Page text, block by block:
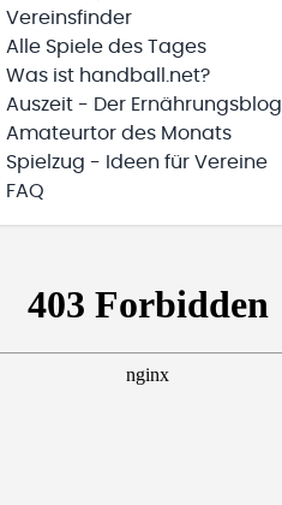
Vereinsfinder
Alle Spiele des Tages
Was ist handball.net?
Auszeit - Der Ernährungsblog
Amateurtor des Monats
Spielzug - Ideen für Vereine
FAQ